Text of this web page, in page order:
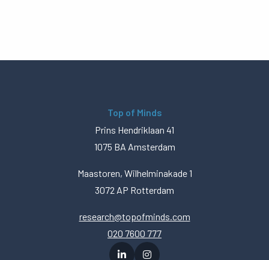
Top of Minds
Prins Hendriklaan 41
1075 BA Amsterdam
Maastoren, Wilhelminakade 1
3072 AP Rotterdam
research@topofminds.com
020 7600 777